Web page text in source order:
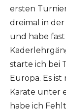
ersten
dreimal in
und habe
starte ich bei
Europa. Es
Karate unter
habe ich